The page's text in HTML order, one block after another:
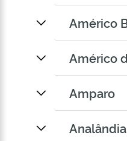
Américo
Américo
Amparo
Analândia